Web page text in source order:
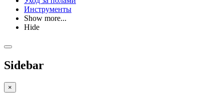
Инструменты
Show more...
Hide
Sidebar
×